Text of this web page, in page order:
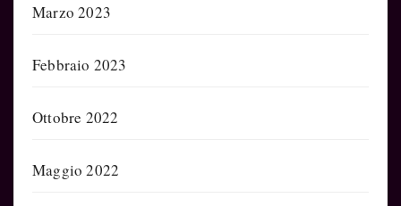
Marzo 2023
Febbraio 2023
Ottobre 2022
Maggio 2022